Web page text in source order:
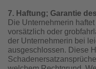
7. Haftung; Garantie
Die Unternehmerin
vorsätzlich oder
der Unternehmerin bei
ausgeschlossen. Diese